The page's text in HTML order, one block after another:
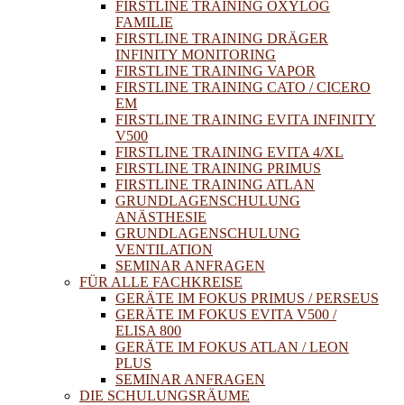
FIRSTLINE TRAINING OXYLOG
FAMILIE
FIRSTLINE TRAINING DRÄGER
INFINITY MONITORING
FIRSTLINE TRAINING VAPOR
FIRSTLINE TRAINING CATO / CICERO
EM
FIRSTLINE TRAINING EVITA INFINITY
V500
FIRSTLINE TRAINING EVITA 4/XL
FIRSTLINE TRAINING PRIMUS
FIRSTLINE TRAINING ATLAN
GRUNDLAGENSCHULUNG
ANÄSTHESIE
GRUNDLAGENSCHULUNG
VENTILATION
SEMINAR ANFRAGEN
FÜR ALLE FACHKREISE
GERÄTE IM FOKUS PRIMUS / PERSEUS
GERÄTE IM FOKUS EVITA V500 /
ELISA 800
GERÄTE IM FOKUS ATLAN / LEON
PLUS
SEMINAR ANFRAGEN
DIE SCHULUNGSRÄUME